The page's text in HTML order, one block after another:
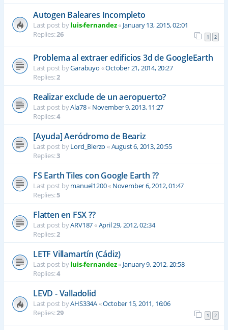
Autogen Baleares Incompleto
Last post byluis-fernandez« January 13, 2015, 02:01
Replies:26 1 2
Problema al extraer edificios 3d de GoogleEarth
Last post byGarabuyo «October 21, 2014, 20:27
Replies:2
Realizar exclude de un aeropuerto?
Last post byAla78« November 9, 2013, 11:27
Replies:4
[Ayuda] Aeródromo de Beariz
Last post byLord_Bierzo «August 6, 2013, 20:55
Replies:3
FS Earth Tiles con Google Earth ??
Last post bymanuel1200« November 6, 2012, 01:47
Replies:5
Flatten en FSX ??
Last post byARV187«April 29, 2012, 02:34
Replies:2
LETF Villamartín (Cádiz)
Last post byluis-fernandez« January 9, 2012, 20:58
Replies:4
LEVD - Valladolid
Last post byAHS334A«October 15, 2011, 16:06
Replies:29 1 2